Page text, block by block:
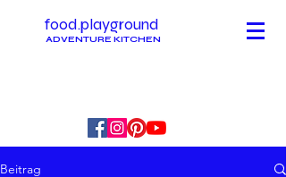
food.playground
ADVENTURE KITCHEN
Beitrag